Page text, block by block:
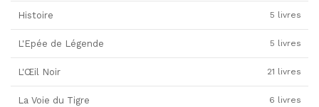
Histoire 5 livres
L'Epée de Légende 5 livres
L'Œil Noir 21 livres
La Voie du Tigre 6 livres